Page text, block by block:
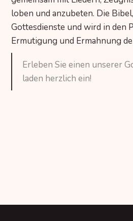
loben und anzubeten. Die
Gottesdienste und wird in den
Ermutigung und Ermahnung
Erleben Sie einen unserer
laden herzlich ein!